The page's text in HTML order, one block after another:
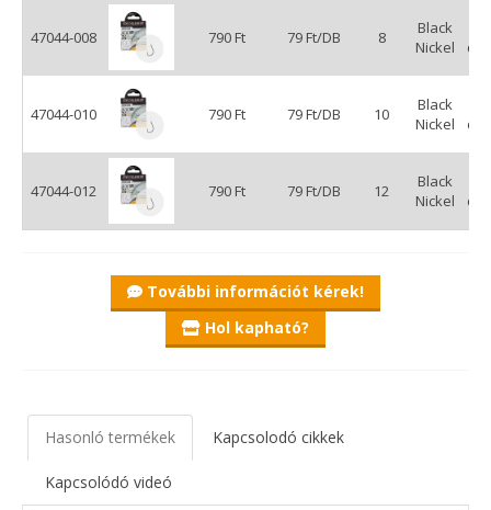
47044-008 790 Ft 79 Ft/DB 8
Black
Nickel
47044-010 790 Ft 79 Ft/DB 10
Black
Nickel
47044-012 790 Ft 79 Ft/DB 12
Black
Nickel
További információt kérek!
Hol kapható?
Hasonló termékek Kapcsolodó cikkek
Kapcsolódó videó